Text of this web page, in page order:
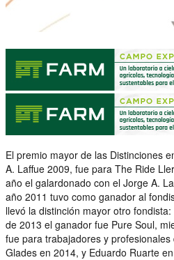
El premio mayor de las Distinciones
A. Laffue 2009, fue para The Ride
año el galardonado con el Jorge A.
año 2011 tuvo como ganador al
llevó la distinción mayor otro
de 2013 el ganador fue Pure Soul,
fue para trabajadores y
Glades en 2014, y Eduardo Ruarte